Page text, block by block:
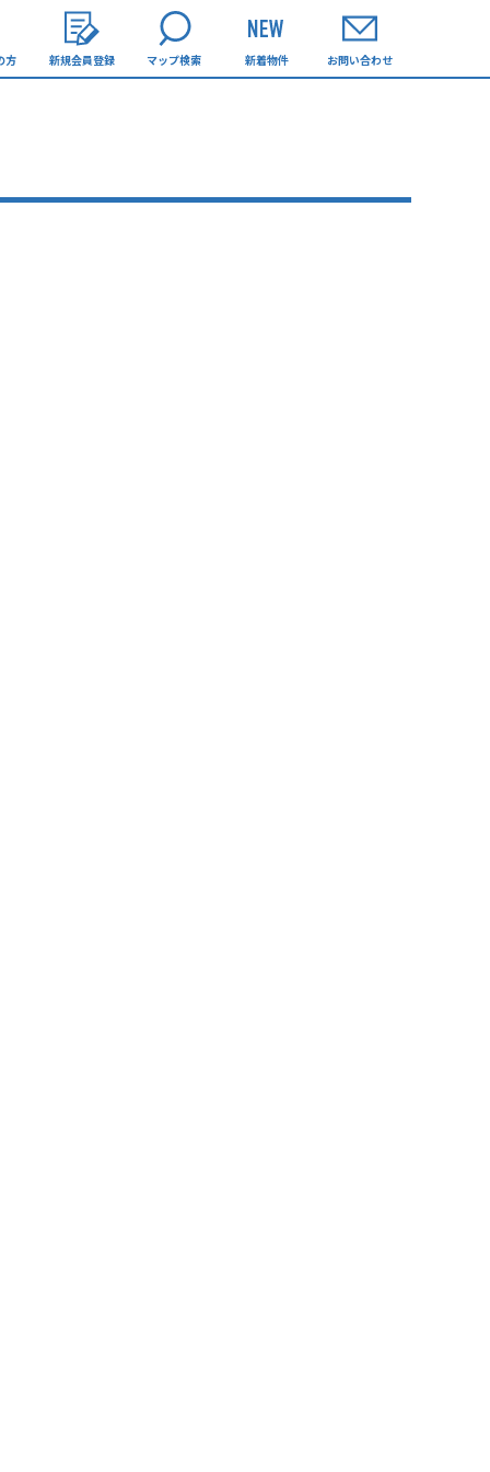
方 新規会員登録 マップ検索 新着物件 お問い合わせ